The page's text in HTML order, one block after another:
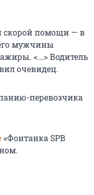
скорой помощи — в
мужчины
<...> Водитель
очевидец.
перевозчика
«Фонтанка SPB